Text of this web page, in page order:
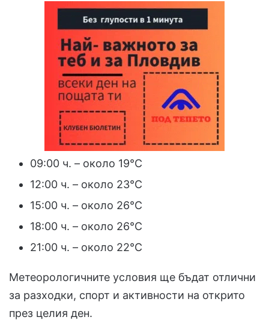
09:00 ч. – около 19°C
12:00 ч. – около 23°C
15:00 ч. – около 26°C
18:00 ч. – около 26°C
21:00 ч. – около 22°C
Метеорологичните условия ще бъдат отлични
за разходки, спорт и активности на открито
през целия ден.